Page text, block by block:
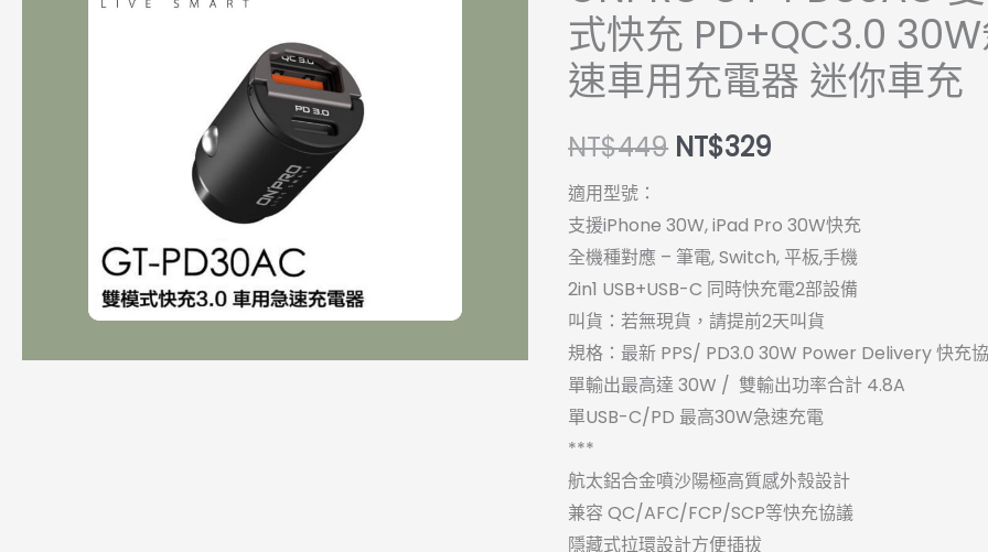
式快充 PD+QC3.0
速車用充電器 迷你車充
NT$449
格：
NT$449。
NT$329
格：
NT$329。
適用型號：
支援iPhone 30W, iPad Pro 30W快充
全機種對應 – 筆電, Switch, 平板,手機
2in1 USB+USB-C 同時快充電2部設備
叫貨：若無現貨，請提前2天叫貨
規格：最新 PPS/ PD3.0 30W Power Delivery 快充
單輸出最高達 30W / 雙輸出功率合計 4.8A
單USB-C/PD 最高30W急速充電
***
航太鋁合金噴沙陽極高質感外殼設計
兼容 QC/AFC/FCP/SCP等快充協議
隱藏式拉環設計方便插拔
式
快
充
30W
急
速
車
用
充
電
器
迷
你
車
充
數